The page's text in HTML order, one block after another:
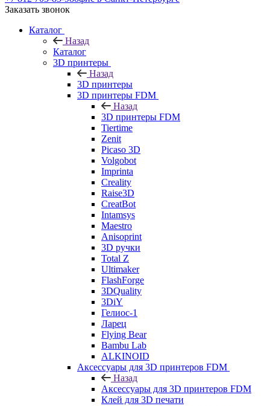
Заказать звонок
Каталог
Назад
Каталог
3D принтеры
Назад
3D принтеры
3D принтеры FDM
Назад
3D принтеры FDM
Tiertime
Zenit
Picaso 3D
Volgobot
Imprinta
Creality
Raise3D
CreatBot
Intamsys
Maestro
Anisoprint
3D ручки
Total Z
Ultimaker
FlashForge
3DQuality
3DiY
Гелиос-1
Ларец
Flying Bear
Bambu Lab
ALKINOID
Аксессуары для 3D принтеров FDM
Назад
Аксессуары для 3D принтеров FDM
Клей для 3D печати